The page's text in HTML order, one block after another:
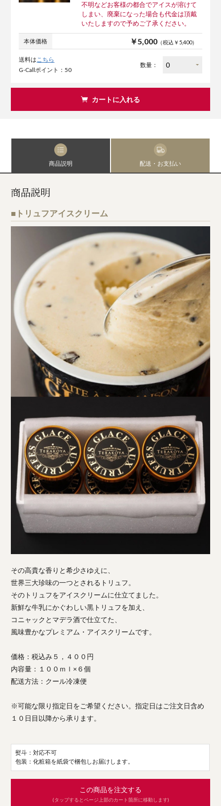
不明などお客様の都合でアイスが溶けて
しまい、廃棄になった場合も代金は頂戴
いたしますので予めご了承ください。
本体価格 ￥5,000（税込￥5,400）
送料はこちら
G-Callポイント：50
数量：
カートに入れる
商品説明 配送・お支払い
商品説明
■トリュフアイスクリーム
その高貴な香りと希少さゆえに、
世界三大珍味の一つとされるトリュフ。
そのトリュフをアイスクリームに仕立てました。
新鮮な牛乳にかぐわしい黒トリュフを加え、
コニャックとマデラ酒で仕立てた、
風味豊かなプレミアム・アイスクリームです。
価格：税込み５，４００円
内容量：１００ｍｌ×６個
配送方法：クール冷凍便
※可能な限り指定日をご希望ください。指定日はご注文日含め
１０日目以降から承ります。
熨斗：対応不可
包装：化粧箱を紙袋で梱包しお届けします。
この商品を注文する
(タップするとページ上部のカート箇所に移動します)